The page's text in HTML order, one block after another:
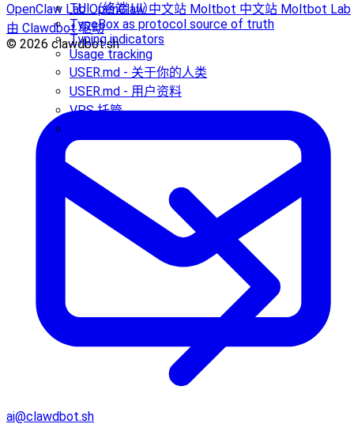
TUI（终端 UI）
TypeBox as protocol source of truth
Typing indicators
Usage tracking
USER.md - 关于你的人类
USER.md - 用户资料
VPS 托管
OpenClaw LabOpenClaw 中文站 Moltbot 中文站 Moltbot Lab
由 Clawdbot 驱动
© 2026 clawdbot.sh
ai@clawdbot.sh